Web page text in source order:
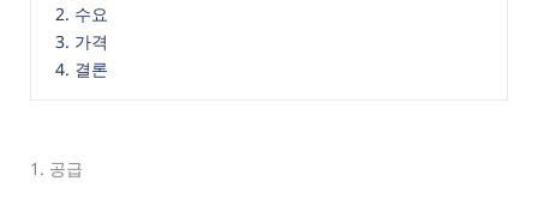
2. 수요
3. 가격
4. 결론
1. 공급